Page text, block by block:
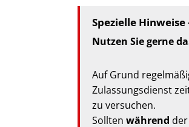
Spezielle
Nutzen Sie gerne
Auf Grund
Zulassungsdienst
zu versuchen.
Sollten während